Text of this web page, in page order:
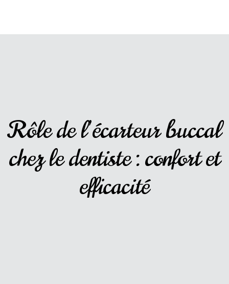
Rôle de l’écarteur buccal
chez le dentiste : confort et
efficacité